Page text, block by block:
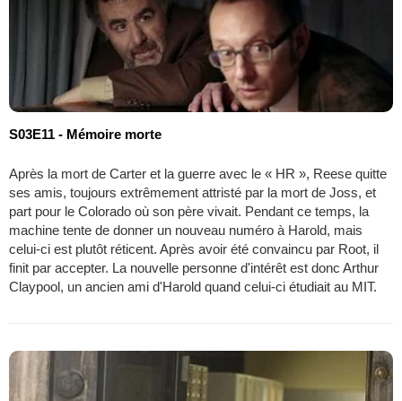
S03E11 - Mémoire morte
Après la mort de Carter et la guerre avec le « HR », Reese quitte
ses amis, toujours extrêmement attristé par la mort de Joss, et
part pour le Colorado où son père vivait. Pendant ce temps, la
machine tente de donner un nouveau numéro à Harold, mais
celui-ci est plutôt réticent. Après avoir été convaincu par Root, il
finit par accepter. La nouvelle personne d'intérêt est donc Arthur
Claypool, un ancien ami d'Harold quand celui-ci étudiait au MIT.